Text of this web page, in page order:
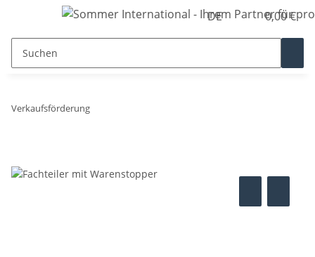
DE 0,00 €
Verkaufsförderung